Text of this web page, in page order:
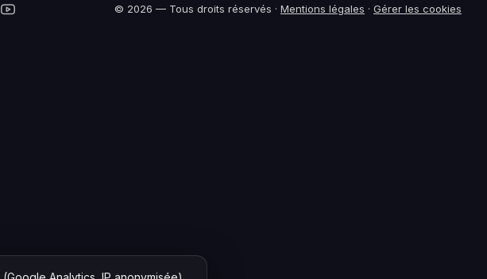
© 2026 — Tous droits réservés · Mentions légales · Gérer les cookies